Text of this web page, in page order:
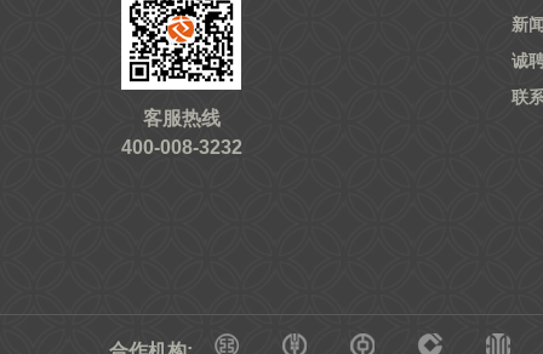
客服热线
400-008-3232
新
诚
联